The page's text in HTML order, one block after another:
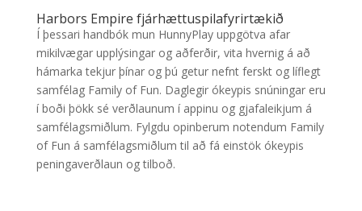
Harbors Empire fjárhættuspilafyrirtækið
Í þessari handbók mun HunnyPlay uppgötva afar
mikilvægar upplýsingar og aðferðir, vita hvernig á að
hámarka tekjur þínar og þú getur nefnt ferskt og líflegt
samfélag Family of Fun. Daglegir ókeypis snúningar eru
í boði þökk sé verðlaunum í appinu og gjafaleikjum á
samfélagsmiðlum. Fylgdu opinberum notendum Family
of Fun á samfélagsmiðlum til að fá einstök ókeypis
peningaverðlaun og tilboð.